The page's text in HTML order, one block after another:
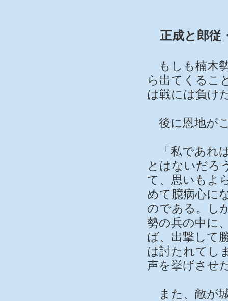
正成と郎従
もしも楠木
ら出てくるこ
は戦には負け
後に恩地が
「私であれ
とはないだろ
て、思いもよ
めて臆病心に
のである。し
勢の兵の中に
ば、出撃して
は討たれてし
声を挙げさせ
また、敵が